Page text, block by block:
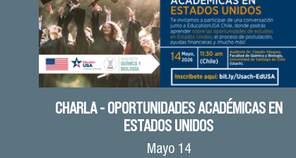
CHARLA - OPORTUNIDADES ACADÉMICAS EN
ESTADOS UNIDOS
Mayo14